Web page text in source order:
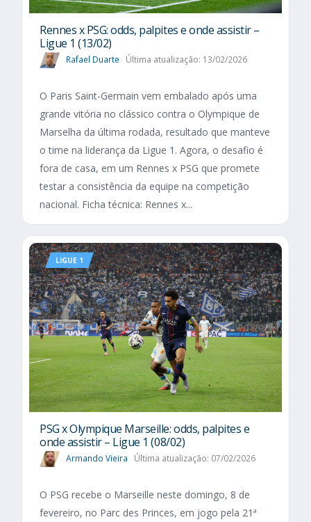
Rennes x PSG: odds, palpites e onde assistir –
Ligue 1 (13/02)
Rafael Duarte Última atualização: 13/02/2026
O Paris Saint-Germain vem embalado após uma
grande vitória no clássico contra o Olympique de
Marselha da última rodada, resultado que manteve
o time na liderança da Ligue 1. Agora, o desafio é
fora de casa, em um Rennes x PSG que promete
testar a consistência da equipe na competição
nacional. Ficha técnica: Rennes x...
LIGUE 1
PSG x Olympique Marseille: odds, palpites e
onde assistir – Ligue 1 (08/02)
Armando Vieira Última atualização: 07/02/2026
O PSG recebe o Marseille neste domingo, 8 de
fevereiro, no Parc des Princes, em jogo pela 21ª